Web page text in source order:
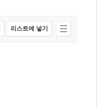
리스트에 넣기